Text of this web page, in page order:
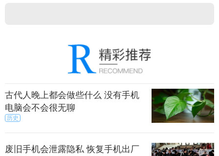
小可爱 /
古代人晚上都会做些什么 没有手机
电脑会不会很无聊
历史
废旧手机会泄露隐私 恢复手机出厂